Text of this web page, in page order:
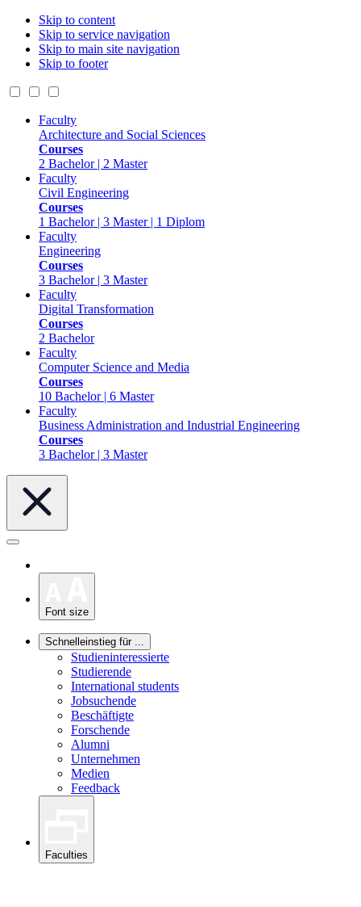
Skip to content
Skip to service navigation
Skip to main site navigation
Skip to footer
Faculty
Architecture and Social Sciences
Courses
2 Bachelor | 2 Master
Faculty
Civil Engineering
Courses
1 Bachelor | 3 Master | 1 Diplom
Faculty
Engineering
Courses
3 Bachelor | 3 Master
Faculty
Digital Transformation
Courses
2 Bachelor
Faculty
Computer Science and Media
Courses
10 Bachelor | 6 Master
Faculty
Business Administration and Industrial Engineering
Courses
3 Bachelor | 3 Master
Font size
Schnelleinstieg für ...
Studieninteressierte
Studierende
International students
Jobsuchende
Beschäftigte
Forschende
Alumni
Unternehmen
Medien
Feedback
Faculties